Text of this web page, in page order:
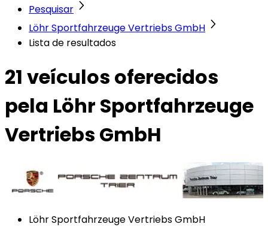
Pesquisar
Löhr Sportfahrzeuge Vertriebs GmbH
Lista de resultados
21 veículos oferecidos
pela Löhr Sportfahrzeuge
Vertriebs GmbH
Löhr Sportfahrzeuge Vertriebs GmbH